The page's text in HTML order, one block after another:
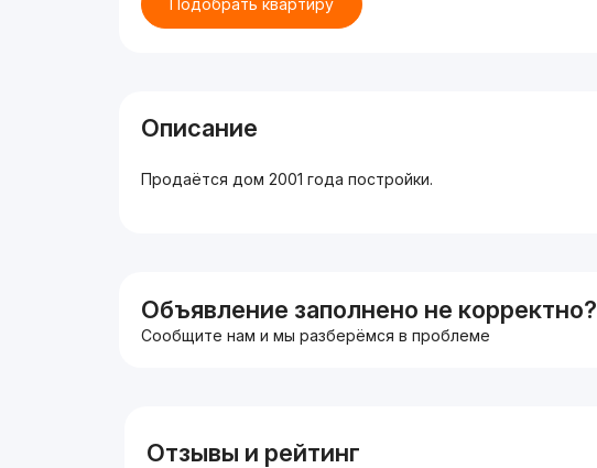
Описание
Продаётся дом 2001 года постройки.
Объявление заполнено не корректно?
Сообщите нам и мы разберёмся в проблеме
Отзывы и рейтинг